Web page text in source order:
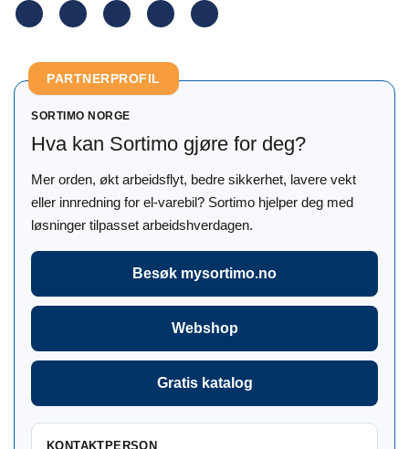
PARTNERPROFIL
SORTIMO NORGE
Hva kan Sortimo gjøre for deg?
Mer orden, økt arbeidsflyt, bedre sikkerhet, lavere vekt
eller innredning for el-varebil? Sortimo hjelper deg med
løsninger tilpasset arbeidshverdagen.
Besøk mysortimo.no
Webshop
Gratis katalog
KONTAKTPERSON